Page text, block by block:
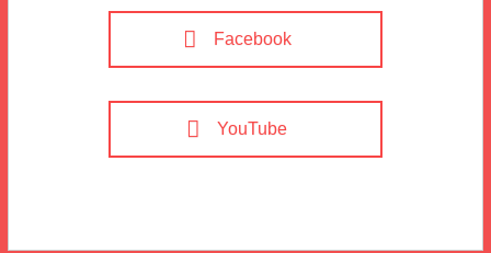
Facebook
YouTube